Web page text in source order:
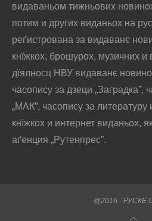
видаваньом тижньових
потим и других виданьох на
реґистрована за видаванє
кнїжкох, брошурох, музичних
дїялносц НВУ видаванє
часопису за дзеци „Заградка”,
„МАК”, часопису за литературу
кнїжкох и интернет виданьох,
аґенция „Рутенпрес”.
@2016 - РУСКЕ